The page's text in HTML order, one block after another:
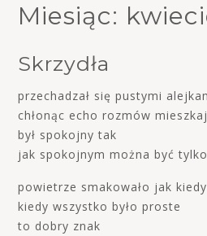
Miesiąc:
Skrzydła
przechadzał się pustymi
chłonąc echo rozmów
był spokojny tak
jak spokojnym można być
powietrze smakowało jak
kiedy wszystko było proste
to dobry znak